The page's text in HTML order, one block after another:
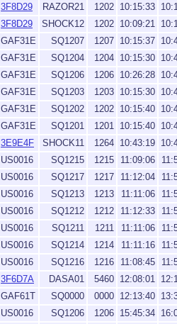
3F8D29
RAZOR21 1202 10:15:33
3F8D29
SHOCK12 1202 10:09:21
GAF31E
SQ1207 1207 10:15:37
GAF31E
SQ1204 1204 10:15:30
GAF31E
SQ1206 1206 10:26:28
GAF31E
SQ1203 1203 10:15:30
GAF31E
SQ1202 1202 10:15:40
GAF31E
SQ1201 1201 10:15:40
3E9E4F
SHOCK11 1264 10:43:19
US0016
SQ1215 1215 11:09:06
US0016
SQ1217 1217 11:12:04
US0016
SQ1213 1213 11:11:06
US0016
SQ1212 1212 11:12:33
US0016
SQ1211 1211 11:11:06
US0016
SQ1214 1214 11:11:16
US0016
SQ1216 1216 11:08:45
3F6D7A
DASA01 5460 12:08:01
GAF61T
SQ0000 0000 12:13:40
US0016
SQ1206 1206 15:45:34